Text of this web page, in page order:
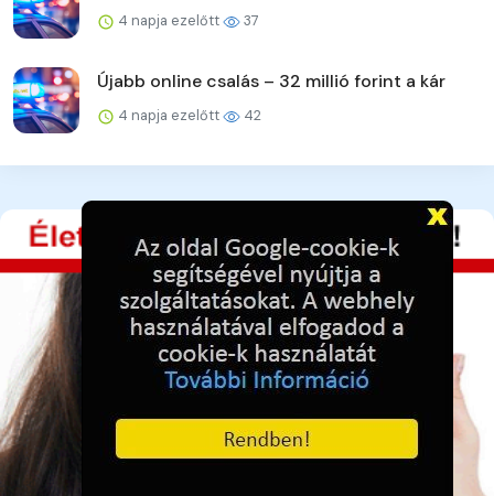
4 napja ezelőtt 37
Újabb online csalás – 32 millió forint a kár
4 napja ezelőtt 42